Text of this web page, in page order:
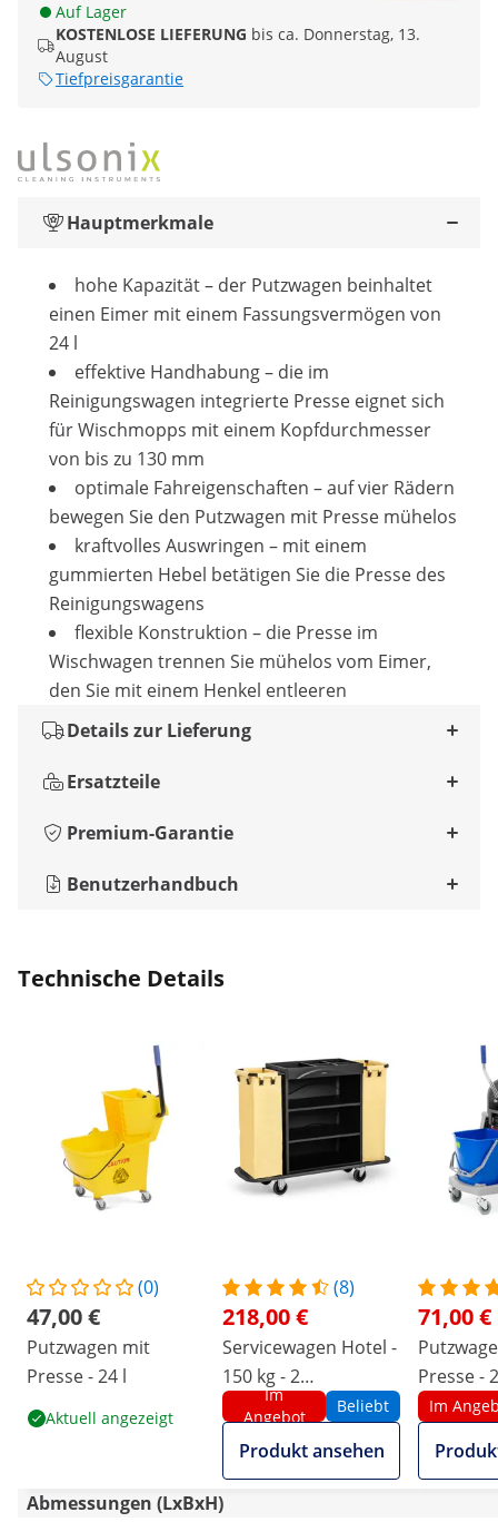
Auf Lager
KOSTENLOSE LIEFERUNG bis ca. Donnerstag, 13.
August
Tiefpreisgarantie
Hauptmerkmale
hohe Kapazität – der Putzwagen beinhaltet
einen Eimer mit einem Fassungsvermögen von
24 l
effektive Handhabung – die im
Reinigungswagen integrierte Presse eignet sich
für Wischmopps mit einem Kopfdurchmesser
von bis zu 130 mm
optimale Fahreigenschaften – auf vier Rädern
bewegen Sie den Putzwagen mit Presse mühelos
kraftvolles Auswringen – mit einem
gummierten Hebel betätigen Sie die Presse des
Reinigungswagens
flexible Konstruktion – die Presse im
Wischwagen trennen Sie mühelos vom Eimer,
den Sie mit einem Henkel entleeren
Details zur Lieferung
Ersatzteile
Premium-Garantie
Benutzerhandbuch
Technische Details
(0)
47,00 €
Putzwagen mit
Presse - 24 l
Aktuell angezeigt
(8)
218,00 €
Servicewagen Hotel -
150 kg - 2
Wäschebeutel
Im
Angebot
Beliebt
Produkt ansehen
71,00 €
Presse -
17 L
Im
Abmessungen (LxBxH)